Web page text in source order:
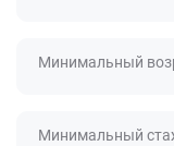
Минимальный
Минимальный